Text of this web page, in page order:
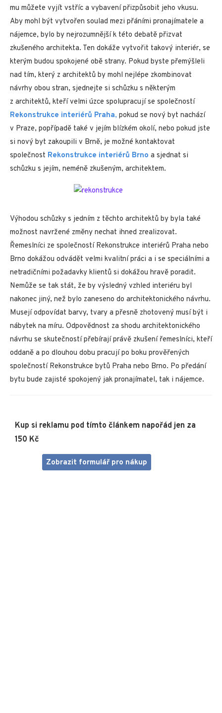
mu můžete vyjít vstříc a vybavení přizpůsobit jeho vkusu.
Aby mohl být vytvořen soulad mezi přáními pronajímatele a
nájemce, bylo by nejrozumnější k této debatě přizvat
zkušeného architekta. Ten dokáže vytvořit takový interiér, se
kterým budou spokojené obě strany. Pokud byste přemýšleli
nad tím, který z architektů by mohl nejlépe zkombinovat
návrhy obou stran, sjednejte si schůzku s některým
z architektů, kteří velmi úzce spolupracují se společností
Rekonstrukce interiérů Praha, pokud se nový byt nachází
v Praze, popřípadě také v jejím blízkém okolí, nebo pokud jste
si nový byt zakoupili v Brně, je možné kontaktovat
společnost Rekonstrukce interiérů Brno a sjednat si
schůzku s jejím, neméně zkušeným, architektem.
Výhodou schůzky s jedním z těchto architektů by byla také
možnost navržené změny nechat ihned zrealizovat.
Řemeslníci ze společností Rekonstrukce interiérů Praha nebo
Brno dokážou odvádět velmi kvalitní práci a i se speciálními a
netradičními požadavky klientů si dokážou hravě poradit.
Nemůže se tak stát, že by výsledný vzhled interiéru byl
nakonec jiný, než bylo zaneseno do architektonického návrhu.
Musejí odpovídat barvy, tvary a přesně zhotovený musí být i
nábytek na míru. Odpovědnost za shodu architektonického
návrhu se skutečností přebírají právě zkušení řemeslníci, kteří
oddaně a po dlouhou dobu pracují po boku prověřených
společností Rekonstrukce bytů Praha nebo Brno. Po předání
bytu bude zajisté spokojený jak pronajímatel, tak i nájemce.
Kup si reklamu pod tímto článkem napořád jen za
150 Kč
Zobrazit formulář pro nákup